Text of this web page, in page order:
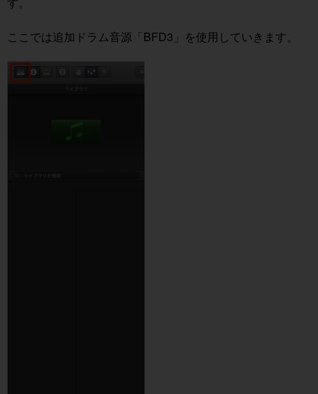
ここでは追加ドラム音源「BFD3」を使用していきます。